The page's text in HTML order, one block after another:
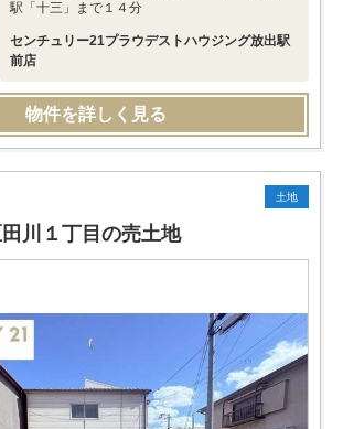
駅「十三」まで１４分
センチュリー21プラウデストハウジング放出駅
前店
物件を詳しく見る
土地
川１丁目の売土地